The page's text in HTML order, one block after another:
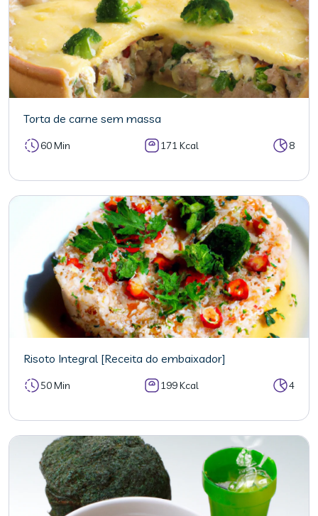
Torta de carne sem massa
60 Min 171 Kcal 8
Risoto Integral [Receita do embaixador]
50 Min 199 Kcal 4